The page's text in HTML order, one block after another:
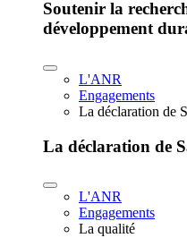
Soutenir la
développement
L'ANR
Engagements
La déclaration de
La déclaration de
L'ANR
Engagements
La qualité